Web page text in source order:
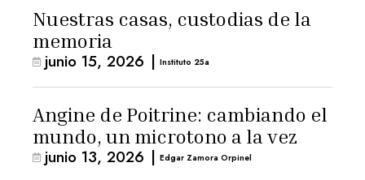
Nuestras casas, custodias de la
memoria
junio 15, 2026 | Instituto 25a
Angine de Poitrine: cambiando el
mundo, un microtono a la vez
junio 13, 2026 | Edgar Zamora Orpinel